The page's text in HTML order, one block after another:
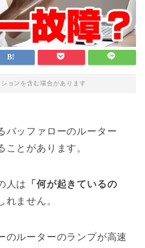
ョンを含む場合があります
バッファローのルーター
ことがあります。
人は
「何が起きているの
れません。
のルーターのランプが高速